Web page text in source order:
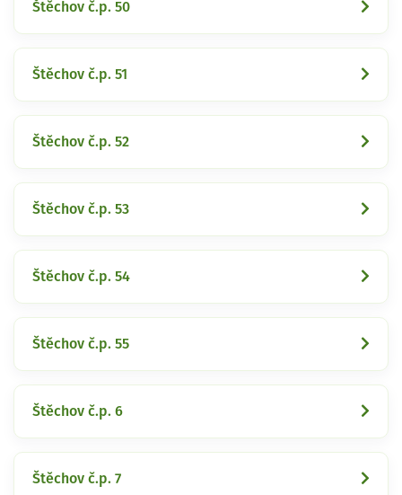
Štěchov č.p. 50
Štěchov č.p. 51
Štěchov č.p. 52
Štěchov č.p. 53
Štěchov č.p. 54
Štěchov č.p. 55
Štěchov č.p. 6
Štěchov č.p. 7